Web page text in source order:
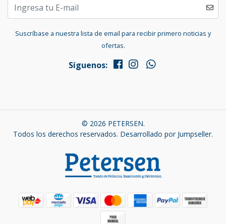
Suscríbase a nuestra lista de email para recibir primero noticias y
ofertas.
Síguenos:
© 2026 PETERSEN.
Todos los derechos reservados. Desarrollado por Jumpseller.